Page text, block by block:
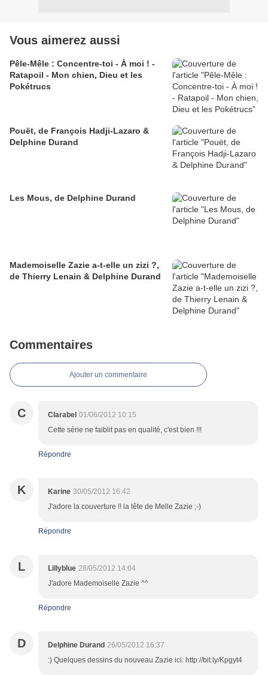
Vous aimerez aussi
Pêle-Mêle : Concentre-toi - À moi ! -
Ratapoil - Mon chien, Dieu et les
Pokétrucs
Pouët, de François Hadji-Lazaro &
Delphine Durand
Les Mous, de Delphine Durand
Mademoiselle Zazie a-t-elle un zizi ?,
de Thierry Lenain & Delphine Durand
Commentaires
Ajouter un commentaire
C Clarabel 01/06/2012 10:15
Cette série ne faiblit pas en qualité, c'est bien !!!
Répondre
K Karine 30/05/2012 16:42
J'adore la couverture !! la tête de Melle Zazie ;-)
Répondre
L Lillyblue 28/05/2012 14:04
J'adore Mademoiselle Zazie ^^
Répondre
D Delphine Durand 26/05/2012 16:37
:) Quelques dessins du nouveau Zazie ici: http://bit.ly/Kpgyt4